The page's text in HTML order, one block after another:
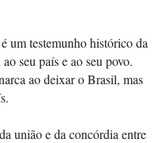
um testemunho histórico da
seu país e ao seu povo.
ao deixar o Brasil, mas
união e da concórdia entre